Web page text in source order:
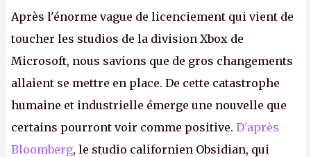
Après l'énorme vague de licenciement qui vient de
toucher les studios de la division Xbox de
Microsoft, nous savions que de gros changements
allaient se mettre en place. De cette catastrophe
humaine et industrielle émerge une nouvelle que
certains pourront voir comme positive. D'après
Bloomberg, le studio californien Obsidian, qui